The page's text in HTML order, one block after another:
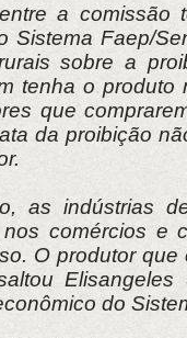
a comissão
Sistema Faep/
sobre a
tenha o produto
que
da proibição
as indústrias
comércios e
O produtor
do